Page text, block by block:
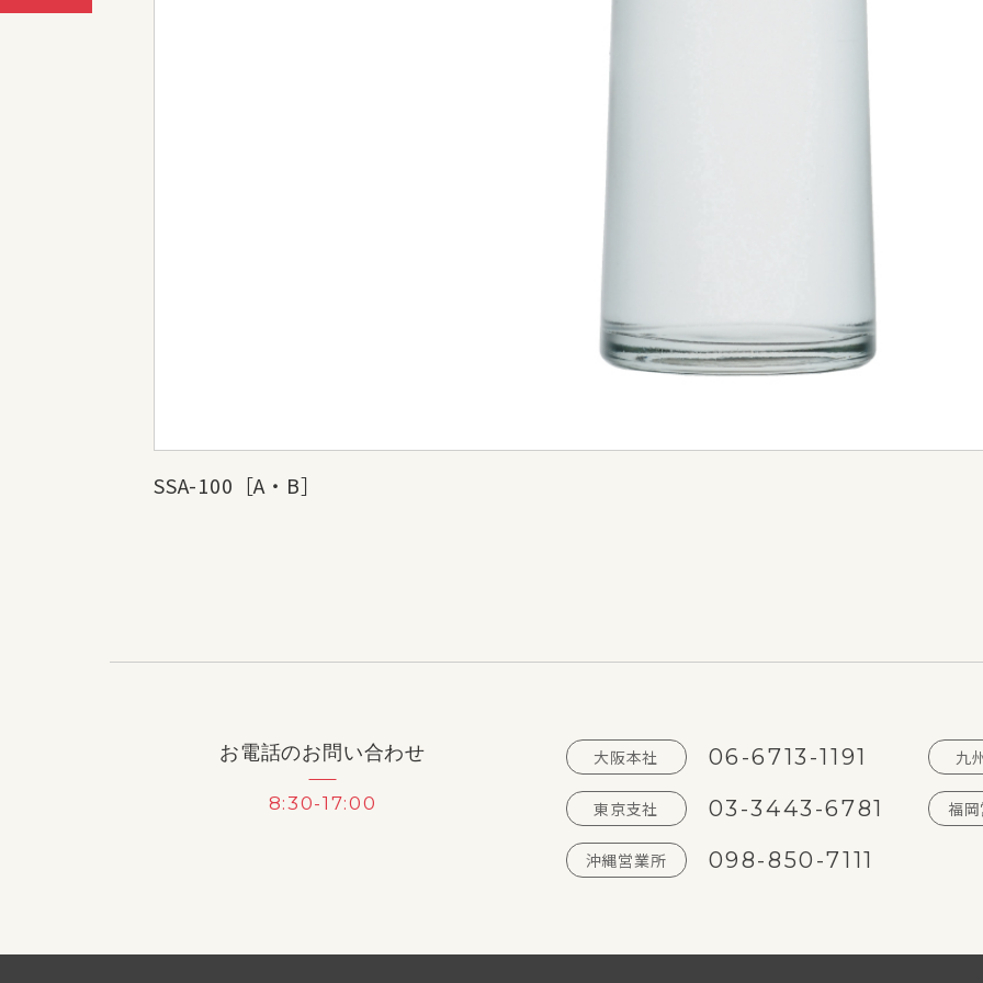
SSA-100［A・B］
お電話のお問い合わせ
8:30-17:00
大阪本社 06-6713-1191 九
東京支社 03-3443-6781 福
沖縄営業所 098-850-7111